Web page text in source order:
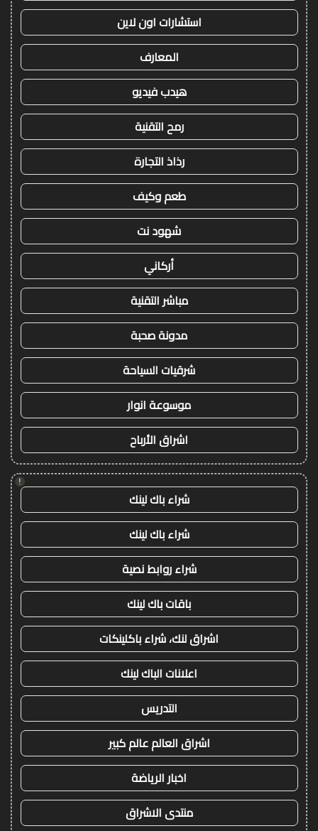
استشارات اون لاين
المعارف
هيدب فيديو
رمح التقنية
رذاذ التجارة
طعم وكيف
شهود نت
أركاني
مباشر التقنية
مدونة صحبة
شرقيات السياحة
موسوعة انوار
اشراق الأرباح
!
شراء باك لينك
شراء باك لينك
شراء روابط نصية
باقات باك لينك
اشراق لنك، شراء باكلينكات
اعلانات الباك لينك
التدريس
اشراق العالم عالم كبير
اخبار الرياضة
منتدى الاشراق